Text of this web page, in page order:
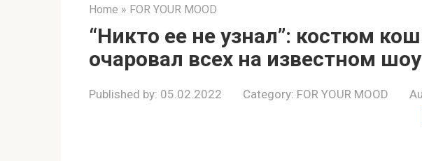
Home » FOR YOUR MOOD
“Никто ее не узнал”: костюм
очаровал всех на известном шоу
Published by: 05.02.2022 Category: FOR YOUR MOOD